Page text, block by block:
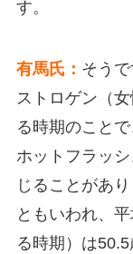
す。
有馬氏： そう
ストロゲン（
る時期のこと
ホットフラッ
じることがあ
ともいわれ、
る時期）は